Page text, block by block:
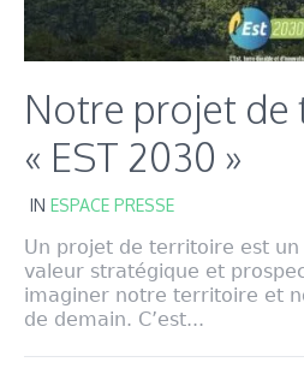
Notre projet de
« EST 2030 »
IN ESPACE PRESSE
Un projet de territoire est
valeur stratégique et
imaginer notre territoire et
de demain. C’est...